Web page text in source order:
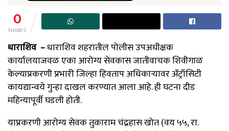
0
SHARES
धाराशिव –धाराशिव शहरातील पोलीस उपअधीक्षक
कार्यालयाजवळ एका आरोग्य सेवकास जातीवाचक शिवीगाळ
केल्याप्रकरणी प्रभारी जिल्हा हिवताप अधिकाऱ्यावर ॲट्रॉसिटी
कायद्यान्वये गुन्हा दाखल करण्यात आला आहे. ही घटना दीड
महिन्यापूर्वी घडली होती.
याप्रकरणी आरोग्य सेवक तुकाराम चंद्रहास खोत (वय ५५, रा.